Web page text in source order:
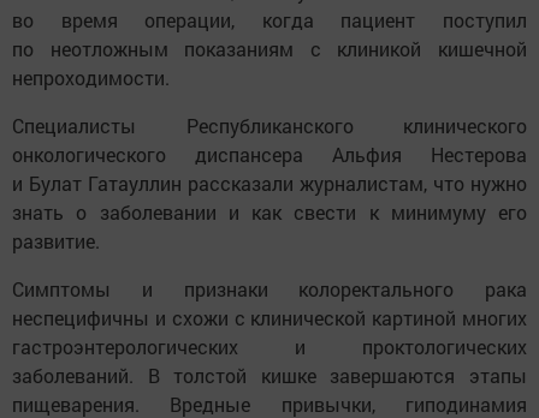
во время операции, когда пациент поступил
по неотложным показаниям с клиникой кишечной
непроходимости.
Специалисты Республиканского клинического
онкологического диспансера Альфия Нестерова
и Булат Гатауллин рассказали журналистам, что нужно
знать о заболевании и как свести к минимуму его
развитие.
Симптомы и признаки колоректального рака
неспецифичны и схожи с клинической картиной многих
гастроэнтерологических и проктологических
заболеваний. В толстой кишке завершаются этапы
пищеварения. Вредные привычки, гиподинамия